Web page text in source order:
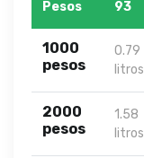
Pesos
93
1000
pesos
0.79
litros
2000
pesos
1.58
litros